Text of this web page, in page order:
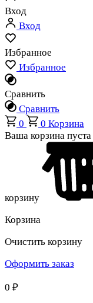
Вход
Вход
Избранное
Избранное
Сравнить
Сравнить
0
0 Корзина
Ваша корзина пуста
корзину
Корзина
Очистить корзину
Оформить заказ
0 ₽